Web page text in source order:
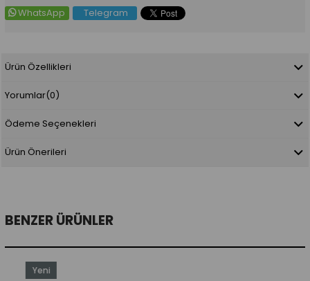
WhatsApp Telegram
Ürün Özellikleri
Yorumlar(0)
Ödeme Seçenekleri
Ürün Önerileri
BENZER ÜRÜNLER
Yeni